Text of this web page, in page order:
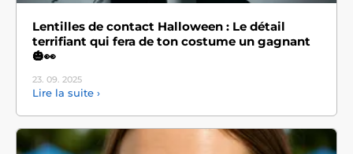
Lentilles de contact Halloween : Le détail
terrifiant qui fera de ton costume un gagnant
🎃👀
23. 09. 2025
Lire la suite ›